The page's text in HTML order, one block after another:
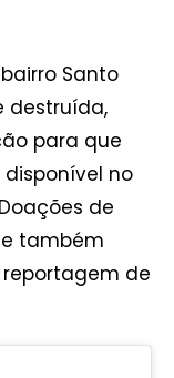
Santo
destruída,
para que
no
de
também
de